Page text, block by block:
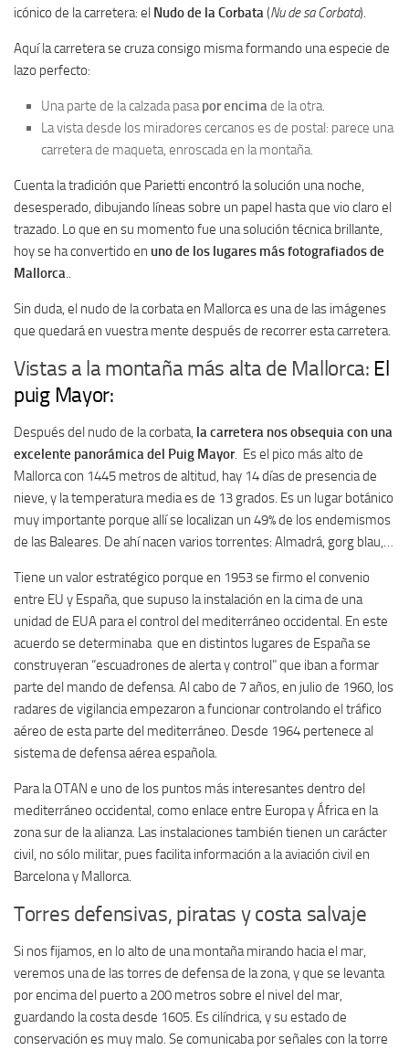
icónico de la carretera: el Nudo de la Corbata(Nu de sa Corbata).
Aquí la carretera se cruza consigo misma formando una especie de
lazo perfecto:
Una parte de la calzada pasapor encimade la otra.
La vista desde los miradores cercanos es de postal: parece una
carretera de maqueta, enroscada en la montaña.
Cuenta la tradición que Parietti encontró la solución una noche,
desesperado, dibujando líneas sobre un papel hasta que vio claro el
trazado. Lo que en su momento fue una solución técnica brillante,
hoy se ha convertido en uno de los lugares más fotografiados de
Mallorca..
Sin duda, el nudo de la corbata en Mallorca es una de las imágenes
que quedará en vuestra mente después de recorrer esta carretera.
Vistas a la montaña más alta de Mallorca: El
puig Mayor:
Después del nudo de la corbata, la carretera nos obsequia con una
excelente panorámica del Puig Mayor. Es el pico más alto de
Mallorca con 1445 metros de altitud, hay 14 días de presencia de
nieve, y la temperatura media es de 13 grados. Es un lugar botánico
muy importante porque allí se localizan un 49% de los endemismos
de las Baleares. De ahí nacen varios torrentes: Almadrá, gorg blau,…
Tiene un valor estratégico porque en 1953 se firmo el convenio
entre EU y España, que supuso la instalación en la cima de una
unidad de EUA para el control del mediterráneo occidental. En este
acuerdo se determinaba que en distintos lugares de España se
construyeran “escuadrones de alerta y control” que iban a formar
parte del mando de defensa. Al cabo de 7 años, en julio de 1960, los
radares de vigilancia empezaron a funcionar controlando el tráfico
aéreo de esta parte del mediterráneo. Desde 1964 pertenece al
sistema de defensa aérea española.
Para la OTAN e uno de los puntos más interesantes dentro del
mediterráneo occidental, como enlace entre Europa y África en la
zona sur de la alianza. Las instalaciones también tienen un carácter
civil, no sólo militar, pues facilita información a la aviación civil en
Barcelona y Mallorca.
Torres defensivas, piratas y costa salvaje
Si nos fijamos, en lo alto de una montaña mirando hacia el mar,
veremos una de las torres de defensa de la zona, y que se levanta
por encima del puerto a 200 metros sobre el nivel del mar,
guardando la costa desde 1605. Es cilíndrica, y su estado de
conservación es muy malo. Se comunicaba por señales con la torre